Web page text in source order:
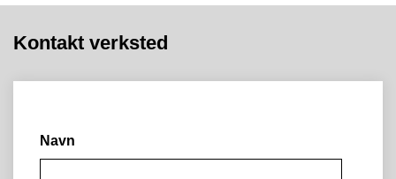
Kontakt verksted
Navn